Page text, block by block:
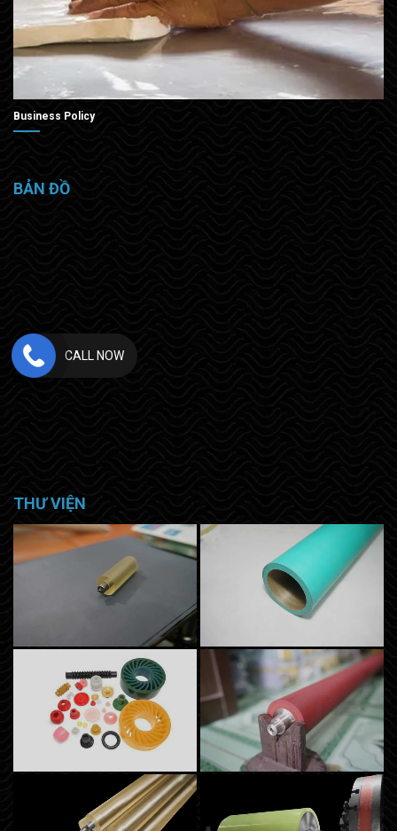
Business Policy
BẢN ĐỒ
THƯ VIỆN
CALL NOW